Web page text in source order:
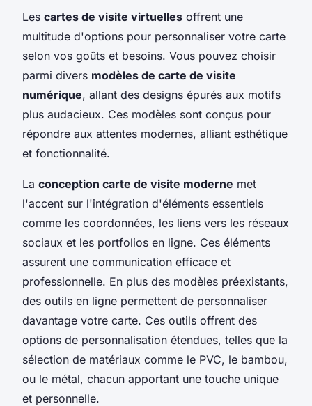
Les cartes de visite virtuelles offrent une
multitude d'options pour personnaliser votre carte
selon vos goûts et besoins. Vous pouvez choisir
parmi divers modèles de carte de visite
numérique, allant des designs épurés aux motifs
plus audacieux. Ces modèles sont conçus pour
répondre aux attentes modernes, alliant esthétique
et fonctionnalité.
La conception carte de visite moderne met
l'accent sur l'intégration d'éléments essentiels
comme les coordonnées, les liens vers les réseaux
sociaux et les portfolios en ligne. Ces éléments
assurent une communication efficace et
professionnelle. En plus des modèles préexistants,
des outils en ligne permettent de personnaliser
davantage votre carte. Ces outils offrent des
options de personnalisation étendues, telles que la
sélection de matériaux comme le PVC, le bambou,
ou le métal, chacun apportant une touche unique
et personnelle.